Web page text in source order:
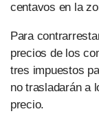
centavos en la
Para
precios de los
tres impuestos
no trasladarán a
precio.